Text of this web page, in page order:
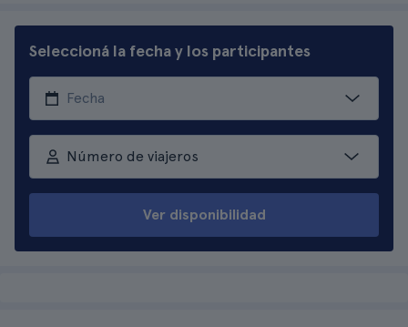
Seleccioná la fecha y los participantes
Número de viajeros
Ver disponibilidad